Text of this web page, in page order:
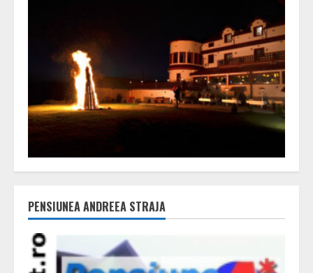
PENSIUNEA ANDREEA STRAJA